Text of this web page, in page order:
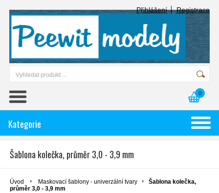
Přihlášení Registrace
0
Kategorie
Šablona kolečka, průměr 3,0 - 3,9 mm
Úvod Maskovací šablony - univerzální tvary
Šablona kolečka,
průměr 3,0 - 3,9 mm